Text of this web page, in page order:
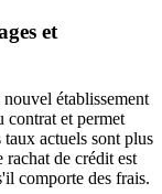
et
établissement
contrat et permet
taux actuels sont plus
de crédit est
comporte des frais.